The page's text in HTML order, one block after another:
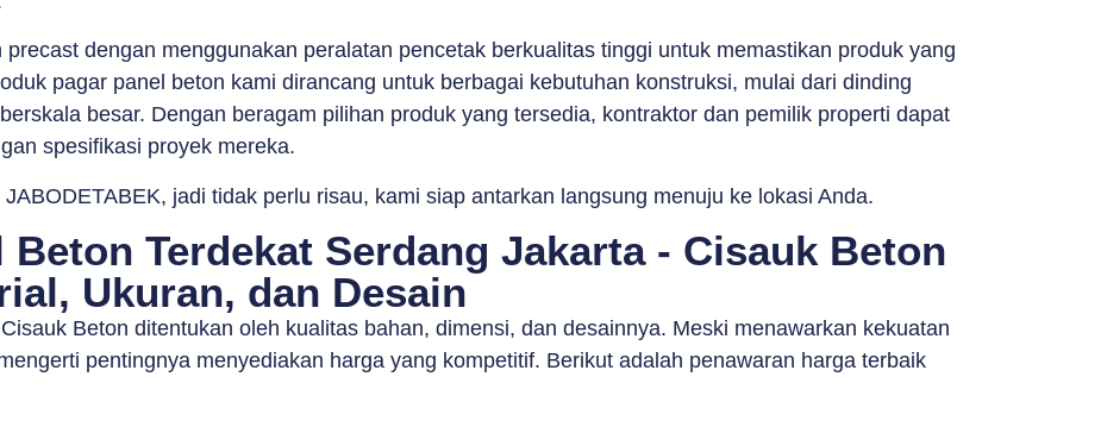
dengan menggunakan peralatan pencetak berkualitas tinggi untuk memastikan produk yang
pagar panel beton kami dirancang untuk berbagai kebutuhan konstruksi, mulai dari dinding
besar. Dengan beragam pilihan produk yang tersedia, kontraktor dan pemilik properti dapat
spesifikasi proyek mereka.
jadi tidak perlu risau, kami siap antarkan langsung menuju ke lokasi Anda.
Beton Terdekat Serdang Jakarta - Cisauk Beton
Ukuran, dan Desain
Beton ditentukan oleh kualitas bahan, dimensi, dan desainnya. Meski menawarkan kekuatan
pentingnya menyediakan harga yang kompetitif. Berikut adalah penawaran harga terbaik